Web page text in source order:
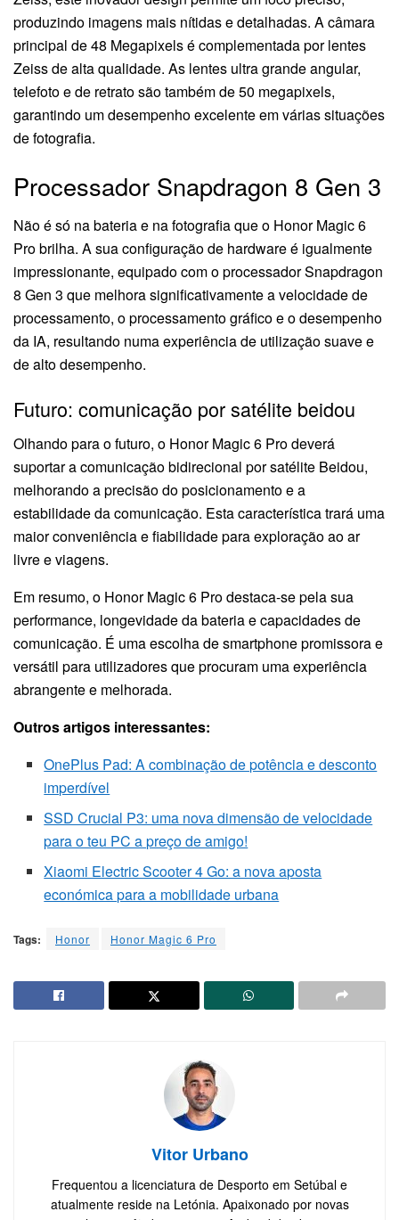
produzindo imagens mais nítidas e detalhadas. A câmara
principal de 48 Megapixels é complementada por lentes
Zeiss de alta qualidade. As lentes ultra grande angular,
telefoto e de retrato são também de 50 megapixels,
garantindo um desempenho excelente em várias situações
de fotografia.
Processador Snapdragon 8 Gen 3
Não é só na bateria e na fotografia que o Honor Magic 6
Pro brilha. A sua configuração de hardware é igualmente
impressionante, equipado com o processador Snapdragon
8 Gen 3 que melhora significativamente a velocidade de
processamento, o processamento gráfico e o desempenho
da IA, resultando numa experiência de utilização suave e
de alto desempenho.
Futuro: comunicação por satélite beidou
Olhando para o futuro, o Honor Magic 6 Pro deverá
suportar a comunicação bidirecional por satélite Beidou,
melhorando a precisão do posicionamento e a
estabilidade da comunicação. Esta característica trará uma
maior conveniência e fiabilidade para exploração ao ar
livre e viagens.
Em resumo, o Honor Magic 6 Pro destaca-se pela sua
performance, longevidade da bateria e capacidades de
comunicação. É uma escolha de smartphone promissora e
versátil para utilizadores que procuram uma experiência
abrangente e melhorada.
Outros artigos interessantes:
OnePlus Pad: A combinação de potência e desconto
imperdível
SSD Crucial P3: uma nova dimensão de velocidade
para o teu PC a preço de amigo!
Xiaomi Electric Scooter 4 Go: a nova aposta
económica para a mobilidade urbana
Tags: Honor Honor Magic 6 Pro
Vitor Urbano
Frequentou a licenciatura de Desporto em Setúbal e
atualmente reside na Letónia. Apaixonado por novas